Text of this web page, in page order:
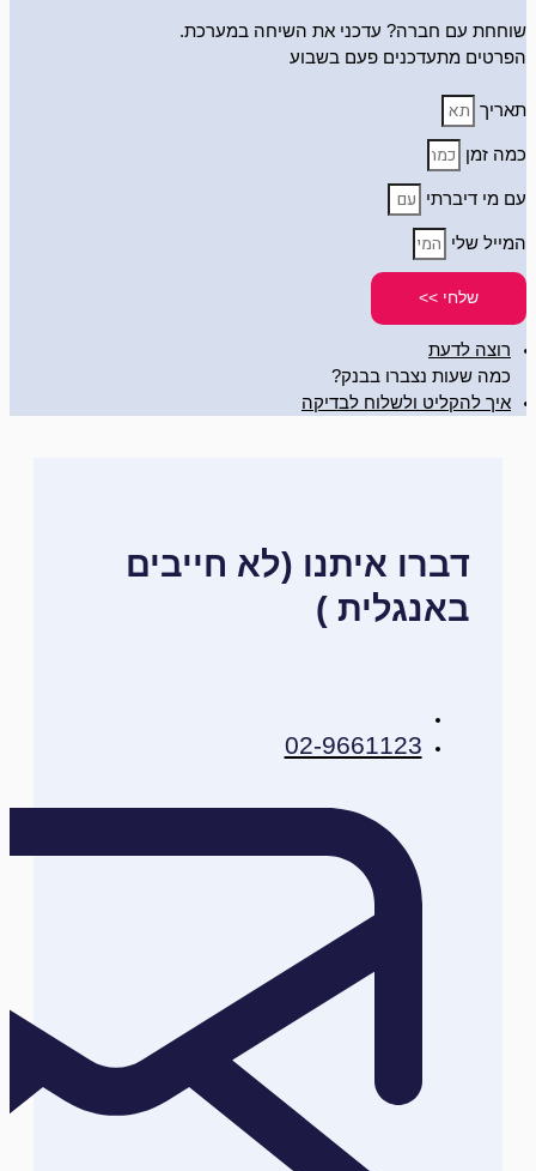
שוחחת עם חברה? עדכני את השיחה במערכת.
הפרטים מתעדכנים פעם בשבוע
תאריך
כמה זמן
עם מי דיברתי
המייל שלי
שלחי >>
רוצה לדעת
כמה שעות נצברו בבנק?
איך להקליט ולשלוח לבדיקה
דברו איתנו (לא חייבים
באנגלית )
02-9661123